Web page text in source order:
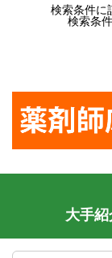
検索条件に
検索条
大手